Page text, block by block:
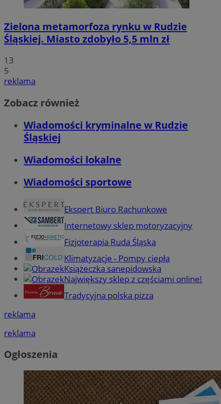
Zielona metamorfoza rynku w Rudzie
Śląskiej. Miasto zdobyło 5,5 mln zł
13
5
reklama
Zobacz również
Wiadomości kryminalne w Rudzie
Śląskiej
Wiadomości lokalne
Wiadomości sportowe
Ekspert Biuro Rachunkowe
Internetowy sklep motoryzacyjny
Fizjoterapia Ruda Śląska
Klimatyzacje - Pompy ciepła
Książeczka sanepidowska
Największy sklep z częściami online!
Tradycyjna polska pizza
reklama
reklama
Ogłoszenia